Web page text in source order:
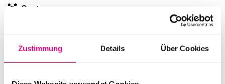
Zustimmung Details Über Cookies
Cast:
ophone Alex Boneham: bass
ophone Alex Masso: drums, percussion